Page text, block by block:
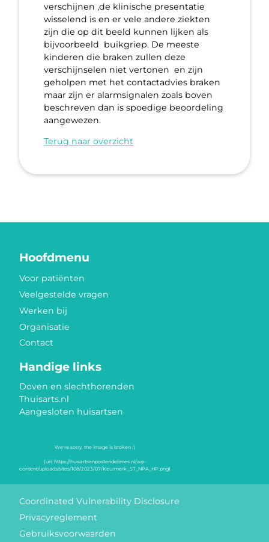
verschijnen ,de klinische presentatie
wisselend is en er vele andere ziekten
zijn die op dit beeld kunnen lijken als
bijvoorbeeld buikgriep. De meeste
kinderen die braken zullen deze
verschijnselen niet vertonen en zijn
geholpen met het contactadvies braken
maar zijn er alarmsignalen zoals boven
beschreven dan is spoedige beoordeling
aangewezen.
Terug naar overzicht
Hoofdmenu
Voor patiënten
Veelgestelde vragen
Werken bij
Organisatie
Contact
Handige links
Doven en slechthorenden
Thuisarts.nl
Aangesloten huisartsen
Coordinated Vulnerability Disclosure
Privacyreglement
Gebruiksvoorwaarden